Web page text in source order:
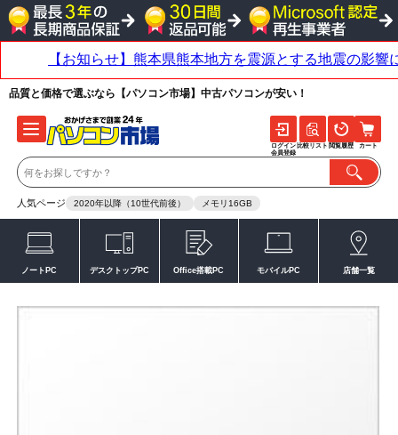
品質と価格で選ぶなら【パソコン市場】中古パソコンが安い！
人気ページ 2020年以降（10世代前後） メモリ16GB
ログイン
会員登録
比較リスト 閲覧履歴 カート
ノートPC デスクトップPC Office搭載PC モバイルPC 店舗一覧